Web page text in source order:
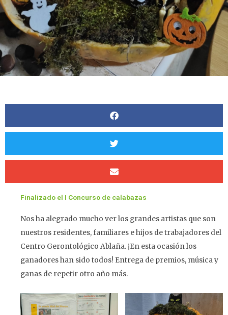
Finalizado el I Concurso de calabazas
Nos ha alegrado mucho ver los grandes artistas que son
nuestros residentes, familiares e hijos de trabajadores del
Centro Gerontológico Ablaña. ¡En esta ocasión los
ganadores han sido todos! Entrega de premios, música y
ganas de repetir otro año más.